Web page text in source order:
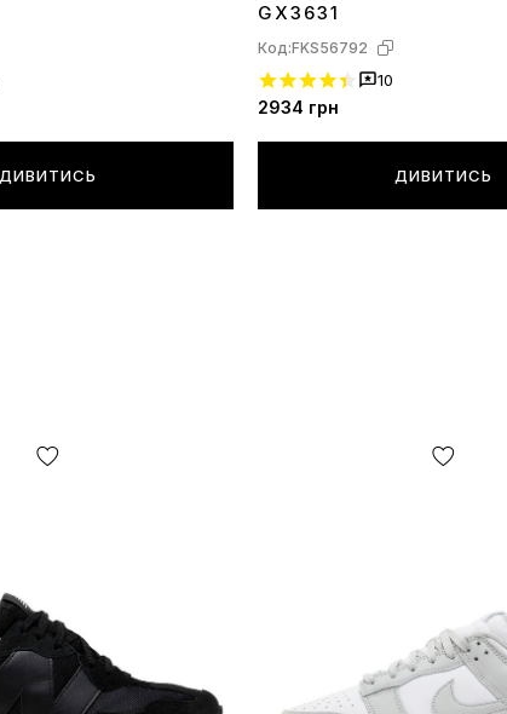
ДИВИТИСЬ
GX3631
Код:FKS56792
10
2934 грн
ДИВИТИСЬ